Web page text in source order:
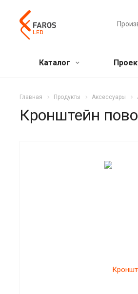
Каталог
Главная Продукты Аксессуары
Кронштейн